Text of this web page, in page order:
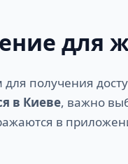
для
получения
в Киеве, важно
в